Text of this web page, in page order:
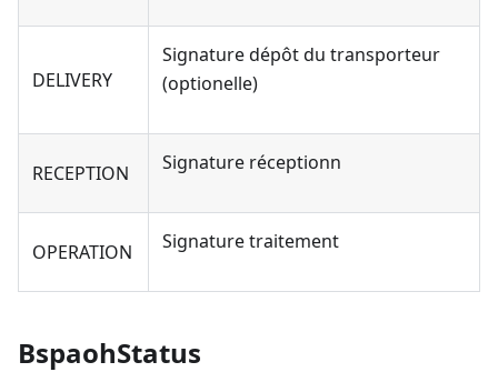
DELIVERY
Signature dépôt du transporteur
(optionelle)
RECEPTION Signature réceptionn
OPERATION Signature traitement
BspaohStatus